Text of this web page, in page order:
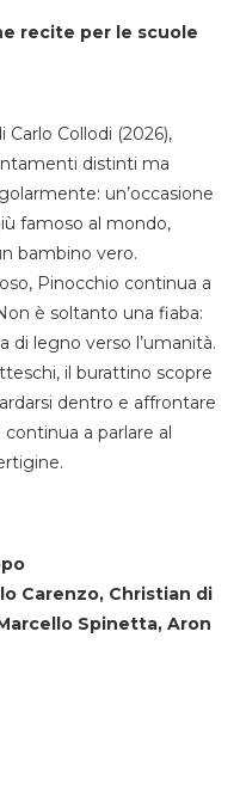
recite per le scuole
Collodi (2026),
distinti ma
un’occasione
famoso al mondo,
bambino vero.
Pinocchio continua a
è soltanto una fiaba:
di legno verso l’umanità.
il burattino scopre
dentro e affrontare
a parlare al
Carenzo, Christian di
Spinetta, Aron